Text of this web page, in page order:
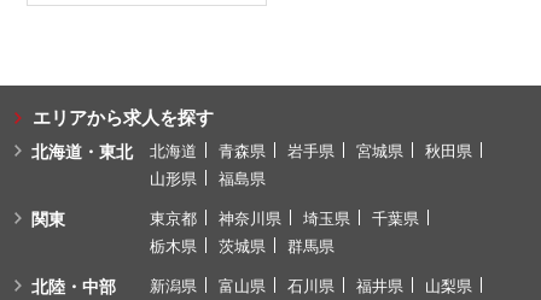
エリアから求人を探す
北海道・東北 北海道 青森県 岩手県 宮城県
秋田県
山形県
福島県
関東 東京都 神奈川県 埼玉県
千葉県
栃木県
茨城県 群馬県
北陸・中部 新潟県 富山県 石川県 福井県
山梨県